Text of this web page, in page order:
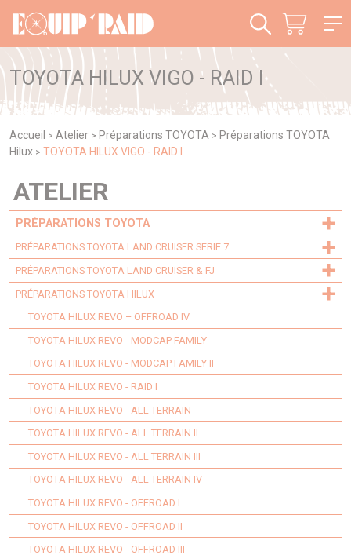
TOYOTA HILUX VIGO - RAID I
Accueil > Atelier > Préparations TOYOTA > Préparations TOYOTA
Hilux > TOYOTA HILUX VIGO - RAID I
ATELIER
PRÉPARATIONS TOYOTA +
PRÉPARATIONS TOYOTA LAND CRUISER SERIE 7 +
PRÉPARATIONS TOYOTA LAND CRUISER & FJ +
PRÉPARATIONS TOYOTA HILUX +
TOYOTA HILUX REVO – OFFROAD IV
TOYOTA HILUX REVO - MODCAP FAMILY
TOYOTA HILUX REVO - MODCAP FAMILY II
TOYOTA HILUX REVO - RAID I
TOYOTA HILUX REVO - ALL TERRAIN
TOYOTA HILUX REVO - ALL TERRAIN II
TOYOTA HILUX REVO - ALL TERRAIN III
TOYOTA HILUX REVO - ALL TERRAIN IV
TOYOTA HILUX REVO - OFFROAD I
TOYOTA HILUX REVO - OFFROAD II
TOYOTA HILUX REVO - OFFROAD III
Panneau de gestion des cookies